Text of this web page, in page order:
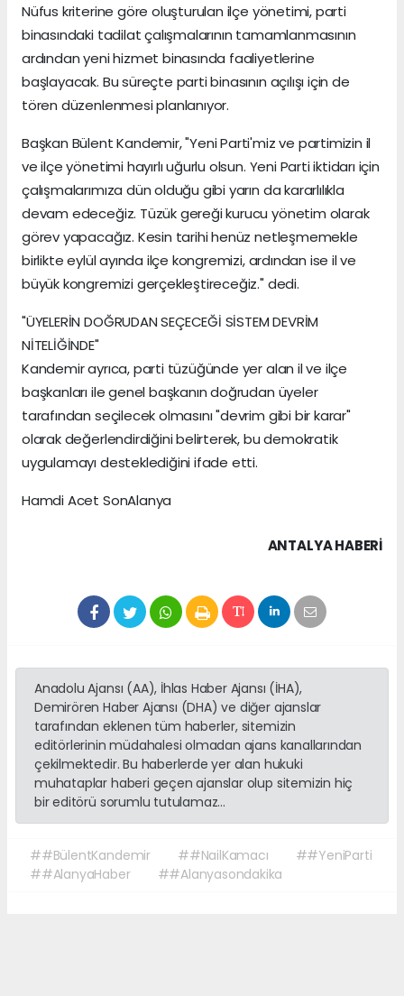
Nüfus kriterine göre oluşturulan ilçe yönetimi, parti
binasındaki tadilat çalışmalarının tamamlanmasının
ardından yeni hizmet binasında faaliyetlerine
başlayacak. Bu süreçte parti binasının açılışı için de
tören düzenlenmesi planlanıyor.
Başkan Bülent Kandemir, "Yeni Parti'miz ve partimizin il
ve ilçe yönetimi hayırlı uğurlu olsun. Yeni Parti iktidarı için
çalışmalarımıza dün olduğu gibi yarın da kararlılıkla
devam edeceğiz. Tüzük gereği kurucu yönetim olarak
görev yapacağız. Kesin tarihi henüz netleşmemekle
birlikte eylül ayında ilçe kongremizi, ardından ise il ve
büyük kongremizi gerçekleştireceğiz." dedi.
"ÜYELERİN DOĞRUDAN SEÇECEĞİ SİSTEM DEVRİM
NİTELİĞİNDE"
Kandemir ayrıca, parti tüzüğünde yer alan il ve ilçe
başkanları ile genel başkanın doğrudan üyeler
tarafından seçilecek olmasını "devrim gibi bir karar"
olarak değerlendirdiğini belirterek, bu demokratik
uygulamayı desteklediğini ifade etti.
Hamdi Acet SonAlanya
ANTALYA HABERİ
Anadolu Ajansı (AA), İhlas Haber Ajansı (İHA),
Demirören Haber Ajansı (DHA) ve diğer ajanslar
tarafından eklenen tüm haberler, sitemizin
editörlerinin müdahalesi olmadan ajans kanallarından
çekilmektedir. Bu haberlerde yer alan hukuki
muhataplar haberi geçen ajanslar olup sitemizin hiç
bir editörü sorumlu tutulamaz...
##BülentKandemir ##NailKamacı
##YeniParti
##AlanyaHaber
##Alanyasondakika